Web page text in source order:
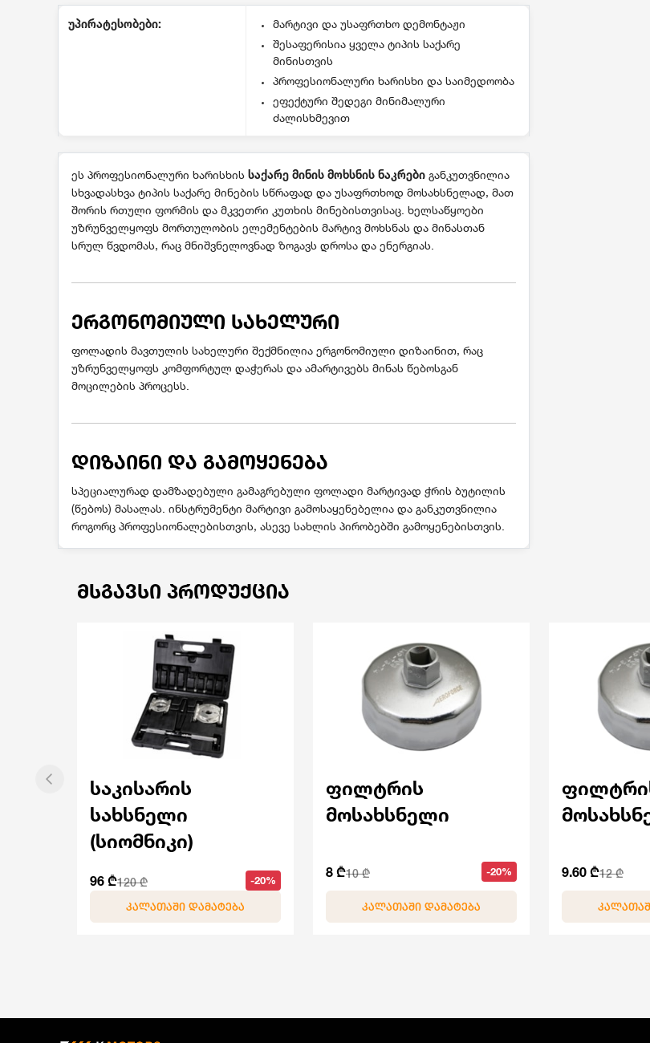
უპირატესობები:
მარტივი და უსაფრთხო დემონტაჟი
შესაფერისია ყველა ტიპის საქარე
მინისთვის
პროფესიონალური ხარისხი და საიმედოობა
ეფექტური შედეგი მინიმალური
ძალისხმევით
ეს პროფესიონალური ხარისხის საქარე მინის მოხსნის ნაკრები განკუთვნილია
სხვადასხვა ტიპის საქარე მინების სწრაფად და უსაფრთხოდ მოსახსნელად, მათ
შორის რთული ფორმის და მკვეთრი კუთხის მინებისთვისაც. ხელსაწყოები
უზრუნველყოფს მორთულობის ელემენტების მარტივ მოხსნას და მინასთან
სრულ წვდომას, რაც მნიშვნელოვნად ზოგავს დროსა და ენერგიას.
ᲔᲠᲒᲝᲜᲝᲛᲘᲣᲚᲘ ᲡᲐᲮᲔᲚᲣᲠᲘ
ფოლადის მავთულის სახელური შექმნილია ერგონომიული დიზაინით, რაც
უზრუნველყოფს კომფორტულ დაჭერას და ამარტივებს მინას წებოსგან
მოცილების პროცესს.
ᲓᲘᲖᲐᲘᲜᲘ ᲓᲐ ᲒᲐᲛᲝᲧᲔᲜᲔᲑᲐ
სპეციალურად დამზადებული გამაგრებული ფოლადი მარტივად ჭრის ბუტილის
(წებოს) მასალას. ინსტრუმენტი მარტივი გამოსაყენებელია და განკუთვნილია
როგორც პროფესიონალებისთვის, ასევე სახლის პირობებში გამოყენებისთვის.
ᲛᲡᲒᲐᲕᲡᲘ ᲞᲠᲝᲓᲣᲥᲪᲘᲐ
საკისარის
სახსნელი
(სიომნიკი)
96 ₾120 ₾ -20%
ᲙᲐᲚᲐᲗᲐᲨᲘ ᲓᲐᲛᲐᲢᲔᲑᲐ
ფილტრის
მოსახსნელი
8 ₾10 ₾ -20%
ᲙᲐᲚᲐᲗᲐᲨᲘ ᲓᲐᲛᲐᲢᲔᲑᲐ
9.60 ₾12 ₾